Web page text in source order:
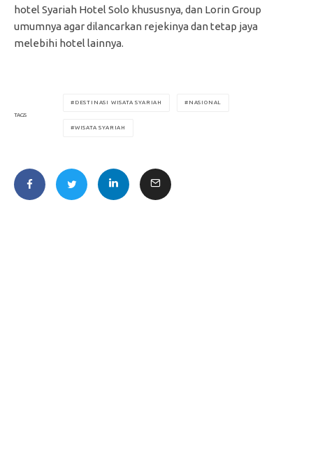
hotel Syariah Hotel Solo khususnya, dan Lorin Group
umumnya agar dilancarkan rejekinya dan tetap jaya
melebihi hotel lainnya.
TAGS
DESTINASI WISATA SYARIAH NASIONAL
WISATA SYARIAH